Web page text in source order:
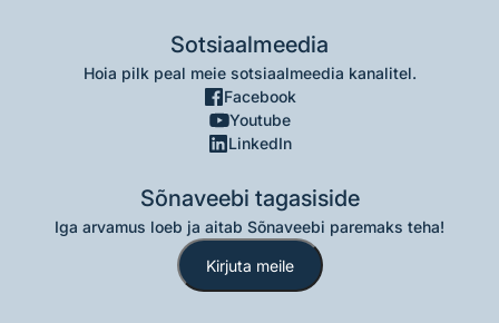
Sotsiaalmeedia
Hoia pilk peal meie sotsiaalmeedia kanalitel.
Facebook
Youtube
LinkedIn
Sõnaveebi tagasiside
Iga arvamus loeb ja aitab Sõnaveebi paremaks teha!
Kirjuta meile